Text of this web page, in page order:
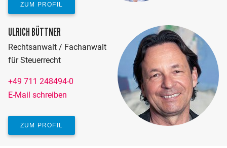
ZUM PROFIL
ULRICH BÜTTNER
Rechtsanwalt / Fachanwalt
für Steuerrecht
+49 711 248494-0
E-Mail schreiben
ZUM PROFIL